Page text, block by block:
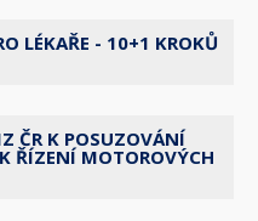
LÉKAŘE - 10+1 KROKŮ
ČR K POSUZOVÁNÍ
ŘÍZENÍ MOTOROVÝCH